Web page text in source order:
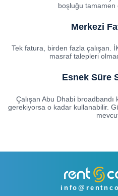
boşluğu tamamen
Merkezi
Tek fatura, birden fazla çalışan.
masraf talepleri
Esnek Süre
Çalışan Abu Dhabi
gerekiyorsa o kadar kullanabilir.